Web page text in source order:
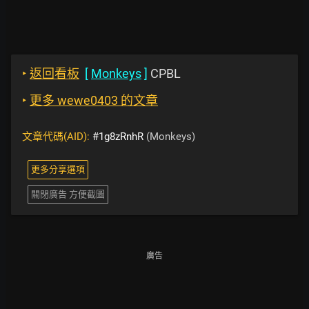
‣ 返回看板 [ Monkeys] CPBL
‣ 更多 wewe0403 的文章
文章代碼(AID): #1g8zRnhR (Monkeys)
更多分享選項
關閉廣告 方便截圖
廣告